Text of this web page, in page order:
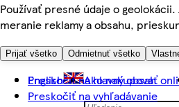
Používať presné údaje o
meranie reklamy a obsahu,
Prijať všetko Odmietnuť všetko
Preskočiť na hlavný obsah
Preskočiť na vyhľadávanie
English Ako nakupovať